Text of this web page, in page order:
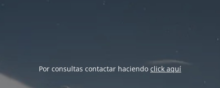
Por consultas contactar haciendo click aquí